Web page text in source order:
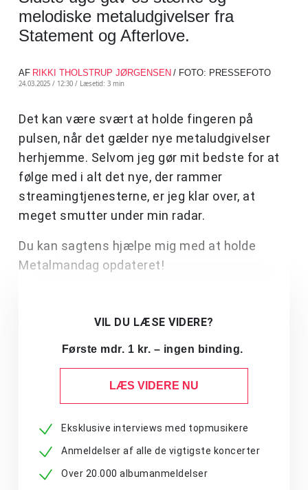
melodiske metaludgivelser fra
Statement og Afterlove.
AF RIKKI THOLSTRUP JØRGENSEN / FOTO: PRESSEFOTO
24.03.2025 / 12:30 / Læsetid: 3 min
Det kan være svært at holde fingeren på
pulsen, når det gælder nye metaludgivelser
herhjemme. Selvom jeg gør mit bedste for at
følge med i alt det nye, der rammer
streamingtjenesterne, er jeg klar over, at
meget smutter under min radar.
Du kan sagtens hjælpe mig med at holde
Metalmandag opdateret!
VIL DU LÆSE VIDERE?
Første mdr. 1 kr. – ingen binding.
LÆS VIDERE NU
Eksklusive interviews med topmusikere
Anmeldelser af alle de vigtigste koncerter
Over 20.000 albumanmeldelser